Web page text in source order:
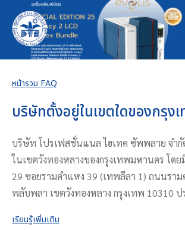
หน้ารวม FAQ
บริษัทตั้งอยู่ในเขตใดของกรุง
บริษัท โปรเฟสชั่นแนล ไฮเทค ซัพพลาย จำกั
ในเขตวังทองหลางของกรุงเทพมหานคร โด
29 ซอยรามคำแหง 39 (เทพลีลา 1) ถนนรา
พลับพลา เขตวังทองหลาง กรุงเทพ 10310 ป
เรียนรู้เพิ่มเติม